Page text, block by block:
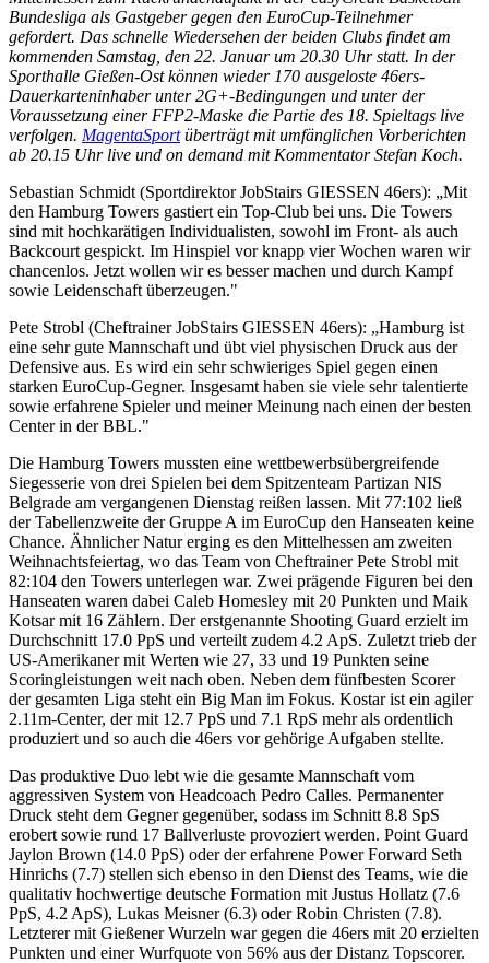
Bundesliga als Gastgeber gegen den EuroCup-Teilnehmer
gefordert. Das schnelle Wiedersehen der beiden Clubs findet am
kommenden Samstag, den 22. Januar um 20.30 Uhr statt. In der
Sporthalle Gießen-Ost können wieder 170 ausgeloste 46ers-
Dauerkarteninhaber unter 2G+-Bedingungen und unter der
Voraussetzung einer FFP2-Maske die Partie des 18. Spieltags live
verfolgen. MagentaSportüberträgt mit umfänglichen Vorberichten
ab 20.15 Uhr live und on demand mit Kommentator Stefan Koch.
Sebastian Schmidt (Sportdirektor JobStairs GIESSEN 46ers): „Mit
den Hamburg Towers gastiert ein Top-Club bei uns. Die Towers
sind mit hochkarätigen Individualisten, sowohl im Front- als auch
Backcourt gespickt. Im Hinspiel vor knapp vier Wochen waren wir
chancenlos. Jetzt wollen wir es besser machen und durch Kampf
sowie Leidenschaft überzeugen."
Pete Strobl (Cheftrainer JobStairs GIESSEN 46ers): „Hamburg ist
eine sehr gute Mannschaft und übt viel physischen Druck aus der
Defensive aus. Es wird ein sehr schwieriges Spiel gegen einen
starken EuroCup-Gegner. Insgesamt haben sie viele sehr talentierte
sowie erfahrene Spieler und meiner Meinung nach einen der besten
Center in der BBL."
Die Hamburg Towers mussten eine wettbewerbsübergreifende
Siegesserie von drei Spielen bei dem Spitzenteam Partizan NIS
Belgrade am vergangenen Dienstag reißen lassen. Mit 77:102 ließ
der Tabellenzweite der Gruppe A im EuroCup den Hanseaten keine
Chance. Ähnlicher Natur erging es den Mittelhessen am zweiten
Weihnachtsfeiertag, wo das Team von Cheftrainer Pete Strobl mit
82:104 den Towers unterlegen war. Zwei prägende Figuren bei den
Hanseaten waren dabei Caleb Homesley mit 20 Punkten und Maik
Kotsar mit 16 Zählern. Der erstgenannte Shooting Guard erzielt im
Durchschnitt 17.0 PpS und verteilt zudem 4.2 ApS. Zuletzt trieb der
US-Amerikaner mit Werten wie 27, 33 und 19 Punkten seine
Scoringleistungen weit nach oben. Neben dem fünfbesten Scorer
der gesamten Liga steht ein Big Man im Fokus. Kostar ist ein agiler
2.11m-Center, der mit 12.7 PpS und 7.1 RpS mehr als ordentlich
produziert und so auch die 46ers vor gehörige Aufgaben stellte.
Das produktive Duo lebt wie die gesamte Mannschaft vom
aggressiven System von Headcoach Pedro Calles. Permanenter
Druck steht dem Gegner gegenüber, sodass im Schnitt 8.8 SpS
erobert sowie rund 17 Ballverluste provoziert werden. Point Guard
Jaylon Brown (14.0 PpS) oder der erfahrene Power Forward Seth
Hinrichs (7.7) stellen sich ebenso in den Dienst des Teams, wie die
qualitativ hochwertige deutsche Formation mit Justus Hollatz (7.6
PpS, 4.2 ApS), Lukas Meisner (6.3) oder Robin Christen (7.8).
Letzterer mit Gießener Wurzeln war gegen die 46ers mit 20 erzielten
Punkten und einer Wurfquote von 56% aus der Distanz Topscorer.